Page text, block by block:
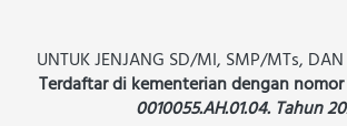
UNTUK JENJANG SD/MI, SMP/MTs,
Terdaftar di kementerian dengan nomor
0010055.AH.01.04. Tahun